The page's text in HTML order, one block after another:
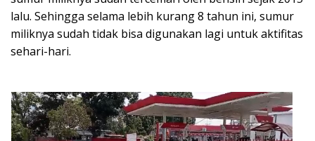
lalu. Sehingga selama lebih kurang 8 tahun ini, sumur
miliknya sudah tidak bisa digunakan lagi untuk aktifitas
sehari-hari.